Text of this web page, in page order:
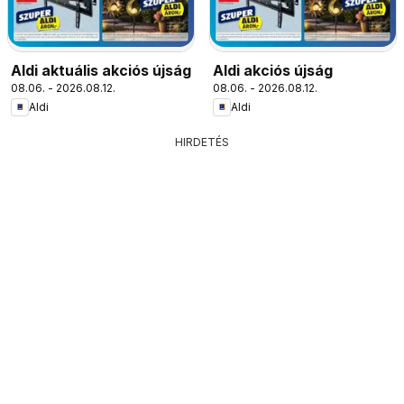
Aldi aktuális akciós újság
08.06. - 2026.08.12.
Aldi
Aldi akciós újság
08.06. - 2026.08.12.
Aldi
HIRDETÉS